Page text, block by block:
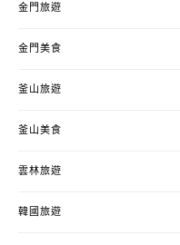
金門旅遊
金門美食
釜山旅遊
釜山美食
雲林旅遊
韓國旅遊